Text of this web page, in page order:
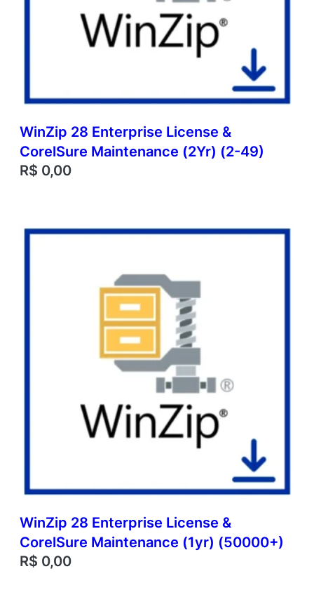
WinZip 28 Enterprise License &
CorelSure Maintenance (2Yr) (2-49)
R$ 0,00
WinZip 28 Enterprise License &
CorelSure Maintenance (1yr) (50000+)
R$ 0,00